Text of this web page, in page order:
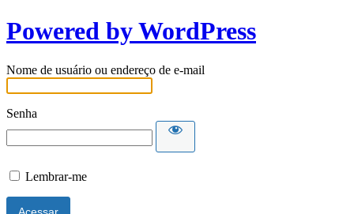
Powered by WordPress
Nome de usuário ou endereço de e-mail
Senha
Lembrar-me